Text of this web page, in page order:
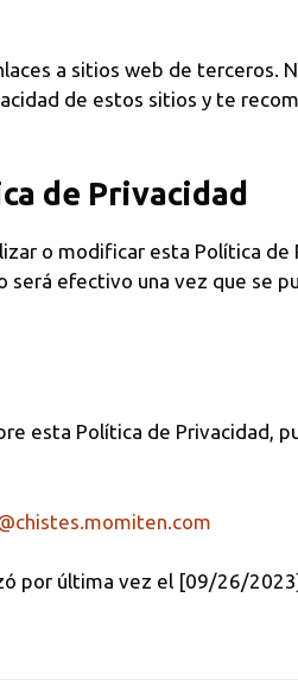
a sitios web de terceros.
de estos sitios y te
de Privacidad
o modificar esta Política de
será efectivo una vez que se
esta Política de Privacidad,
por última vez el [09/26/